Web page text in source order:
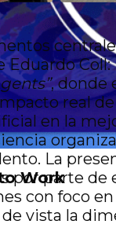
Work
Eduardo Coll:
, donde
real
en la
La
por parte de
con foco
vista la